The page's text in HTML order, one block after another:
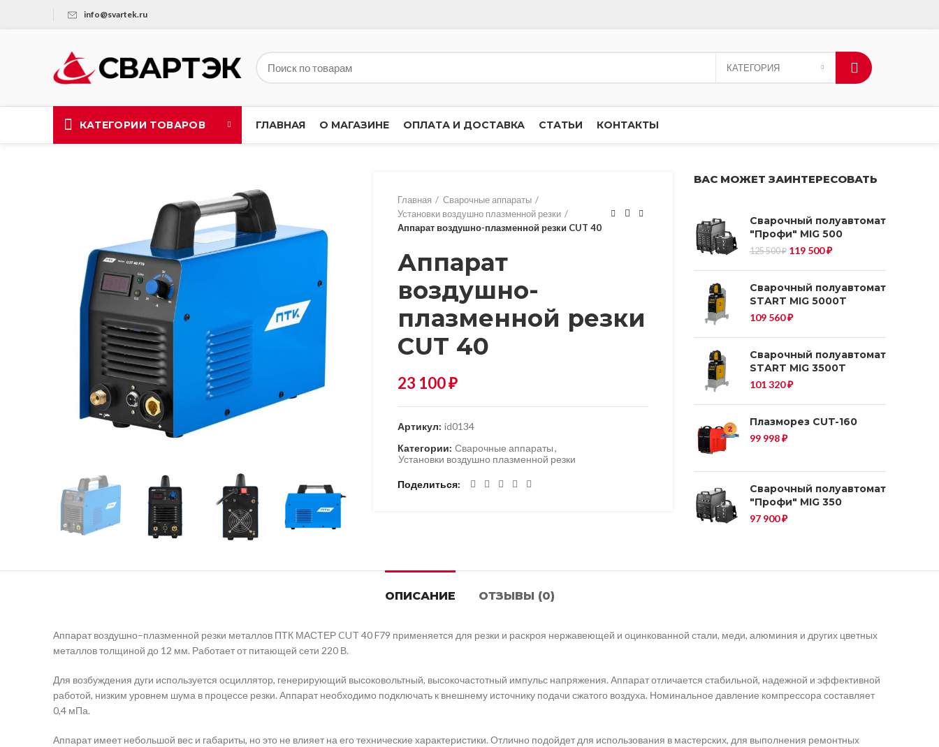
info@svartek.ru
КАТЕГОРИЯ
КАТЕГОРИИ ТОВАРОВ ГЛАВНАЯ О МАГАЗИНЕ ОПЛАТА И ДОСТАВКА СТАТЬИ КОНТАКТЫ
Главная
Сварочные аппараты
Установки воздушно плазменной резки
Аппарат воздушно-плазменной резки CUT 40
Аппарат
воздушно-
плазменной резки
CUT 40
23 100₽
Артикул: id0134
Категории: Сварочные аппараты,
Установки воздушно плазменной резки
Поделиться
ВАС МОЖЕТ ЗАИНТЕРЕСОВАТЬ
Сварочный полуавтомат
"Профи" MIG 500
125 500₽ Первоначальная
цена
125
119 500₽Текущая
500 ₽.
Сварочный полуавтомат
START MIG 5000T
109 560₽
Сварочный полуавтомат
START MIG 3500T
101 320₽
Плазморез CUT-160
99 998₽
Сварочный полуавтомат
"Профи" MIG 350
97 900₽
ОПИСАНИЕ ОТЗЫВЫ (0)
Аппарат воздушно–плазменной резки металлов ПТК МАСТЕР CUT 40 F79 применяется для резки и раскроя нержавеющей и оцинкованной стали, меди, алюминия и других цветных
металлов толщиной до 12 мм. Работает от питающей сети 220 В.
Для возбуждения дуги используется осциллятор, генерирующий высоковольтный, высокочастотный импульс напряжения. Аппарат отличается стабильной, надежной и эффективной
работой, низким уровнем шума в процессе резки. Аппарат необходимо подключать к внешнему источнику подачи сжатого воздуха. Номинальное давление компрессора составляет
0,4 мПа.
Аппарат имеет небольшой вес и габариты, но это не влияет на его технические характеристики. Отлично подойдет для использования в мастерских, для выполнения ремонтных